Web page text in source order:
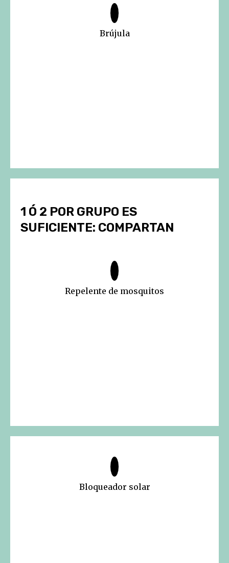
Brújula
1 Ó 2 POR GRUPO ES
SUFICIENTE: COMPARTAN
Repelente de mosquitos
Bloqueador solar